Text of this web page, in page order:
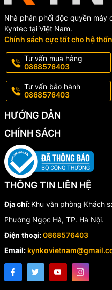
Nhà phân phối độc quyền máy
Kyntec tại Việt Nam.
Chính sách cực tốt cho hệ
Tư vấn mua hàng
0868576403
Tư vấn bảo hành
0868576403
HƯỚNG DẪN
CHÍNH SÁCH
THÔNG TIN LIÊN HỆ
Địa chỉ: Khu văn phòng Khách
Phường Ngọc Hà, TP. Hà Nội.
Điện thoại:0868576403
Email: